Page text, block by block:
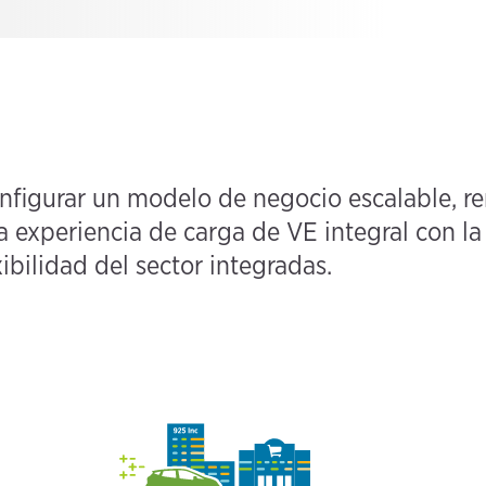
un modelo de negocio escalable,
experiencia de carga de VE integral con
del sector integradas.